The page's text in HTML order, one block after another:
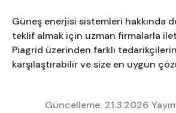
Güneş enerjisi sistemleri hakkında
teklif almak için uzman firmalarla
Piagrid üzerinden farklı
karşılaştırabilir ve size en uygun
Güncelleme: 21.3.2026